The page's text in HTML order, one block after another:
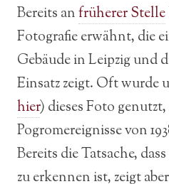
Bereits anfrüherer Stelle
Fotografie erwähnt, die
Gebäude in Leipzig und
Einsatz zeigt. Oft wurde
hier) dieses Foto
Pogromereignisse von
Bereits die Tatsache,
zu erkennen ist, zeigt